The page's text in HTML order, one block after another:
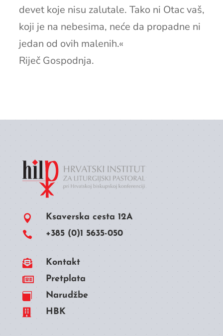
devet koje nisu zalutale. Tako ni Otac vaš,
koji je na nebesima, neće da propadne ni
jedan od ovih malenih.«
Riječ Gospodnja.
 Ksaverska cesta 12A
 +385 (0)1 5635-050
 Kontakt
 Pretplata
 Narudžbe
 HBK